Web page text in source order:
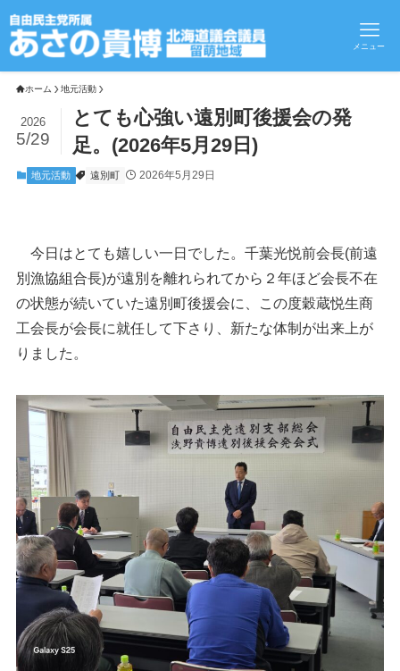
メニュー
ホーム 地元活動
とても心強い遠別町後援会の発
足。(2026年5月29日)
2026
5/29
地元活動 遠別町 2026年5月29日
今日はとても嬉しい一日でした。千葉光悦前会長(前遠
別漁協組合長)が遠別を離れられてから２年ほど会長不在
の状態が続いていた遠別町後援会に、この度穀蔵悦生商
工会長が会長に就任して下さり、新たな体制が出来上が
りました。